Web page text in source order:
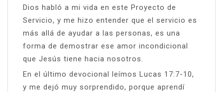
Dios habló a mi vida en este Proyecto de
Servicio, y me hizo entender que el servicio es
más allá de ayudar a las personas, es una
forma de demostrar ese amor incondicional
que Jesús tiene hacia nosotros.
En el último devocional leímos Lucas 17:7-10,
y me dejó muy sorprendido, porque aprendí